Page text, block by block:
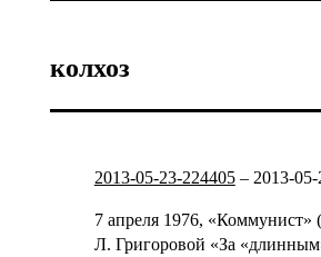
колхоз
2013-05-23-224405– 2013-05-
7 апреля 1976, «Коммунист»
Л. Григоровой «За